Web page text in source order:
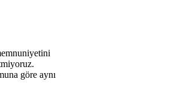
göre aynı